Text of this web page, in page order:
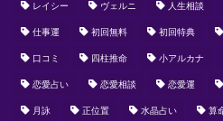
レイシー ヴェルニ 人生相談
仕事運 初回無料 初回特典
口コミ 四柱推命 小アルカナ
恋愛占い 恋愛相談 恋愛運
月詠 正位置 水晶占い 算